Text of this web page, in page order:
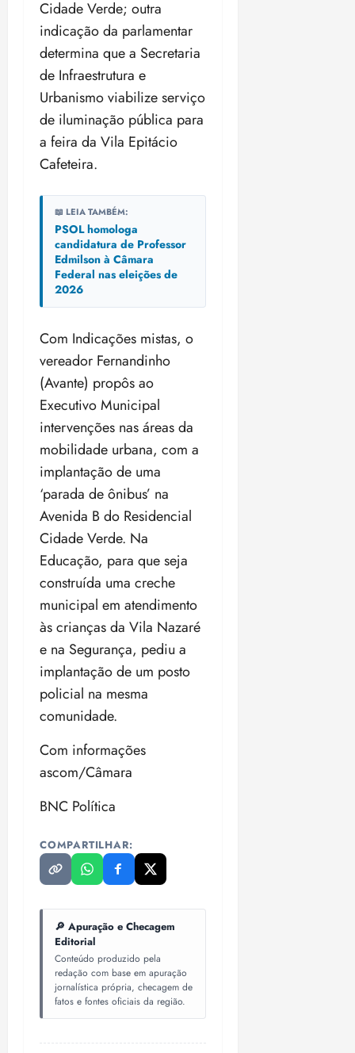
Cidade Verde; outra
indicação da parlamentar
determina que a Secretaria
de Infraestrutura e
Urbanismo viabilize serviço
de iluminação pública para
a feira da Vila Epitácio
Cafeteira.
📖 LEIA TAMBÉM:
PSOL homologa
candidatura de Professor
Edmilson à Câmara
Federal nas eleições de
2026
Com Indicações mistas, o
vereador Fernandinho
(Avante) propôs ao
Executivo Municipal
intervenções nas áreas da
mobilidade urbana, com a
implantação de uma
‘parada de ônibus’ na
Avenida B do Residencial
Cidade Verde. Na
Educação, para que seja
construída uma creche
municipal em atendimento
às crianças da Vila Nazaré
e na Segurança, pediu a
implantação de um posto
policial na mesma
comunidade.
Com informações
ascom/Câmara
BNC Política
COMPARTILHAR:
🔎 Apuração e Checagem
Editorial
Conteúdo produzido pela
redação com base em apuração
jornalística própria, checagem de
fatos e fontes oficiais da região.